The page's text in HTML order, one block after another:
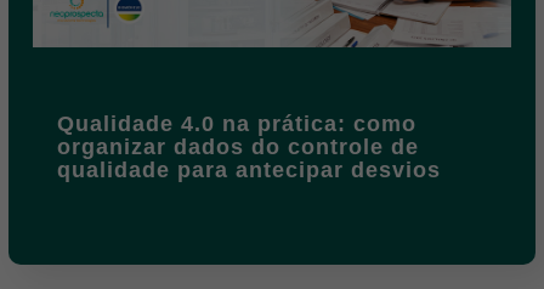
Qualidade 4.0 na prática: como
organizar dados do controle de
qualidade para antecipar desvios